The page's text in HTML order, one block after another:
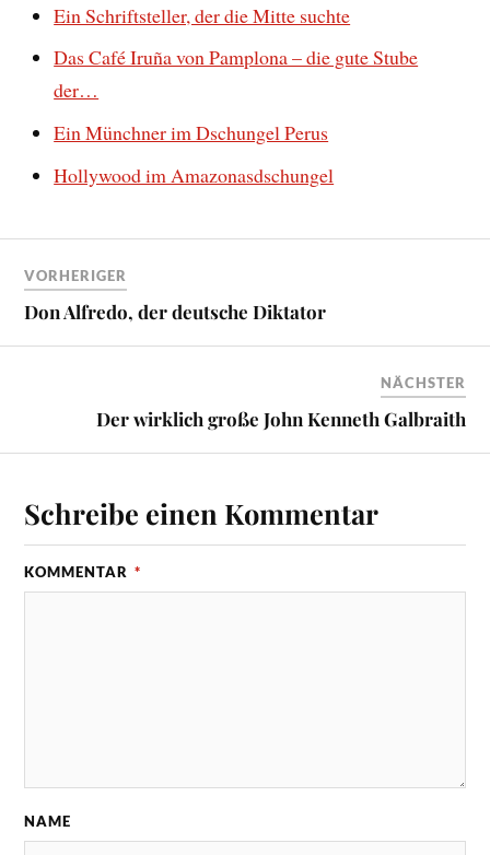
Ein Schriftsteller, der die Mitte suchte
Das Café Iruña von Pamplona – die gute Stube
der…
Ein Münchner im Dschungel Perus
Hollywood im Amazonasdschungel
VORHERIGER
Don Alfredo, der deutsche Diktator
NÄCHSTER
Der wirklich große John Kenneth Galbraith
Schreibe einen Kommentar
KOMMENTAR *
NAME